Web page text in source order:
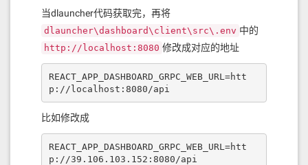
当dlauncher代码获取完，再将
dlauncher\dashboard\client\src\.env 中的
http://localhost:8080 修改成对应的地址
REACT_APP_DASHBOARD_GRPC_WEB_URL=htt
p://localhost:8080/api
比如修改成
REACT_APP_DASHBOARD_GRPC_WEB_URL=htt
p://39.106.103.152:8080/api